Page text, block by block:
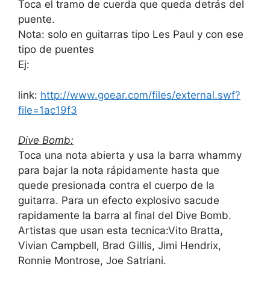
Toca el tramo de cuerda que queda detrás del
puente.
Nota: solo en guitarras tipo Les Paul y con ese
tipo de puentes
Ej:
link: http://www.goear.com/files/external.swf?
file=1ac19f3
Dive Bomb:
Toca una nota abierta y usa la barra whammy
para bajar la nota rápidamente hasta que
quede presionada contra el cuerpo de la
guitarra. Para un efecto explosivo sacude
rapidamente la barra al final del Dive Bomb.
Artistas que usan esta tecnica:Vito Bratta,
Vivian Campbell, Brad Gillis, Jimi Hendrix,
Ronnie Montrose, Joe Satriani.